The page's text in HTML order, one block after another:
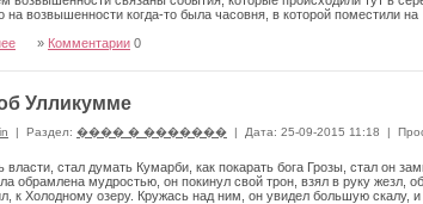
на возвышенности когда-то была часовня, в которой поме­стили на
» Комментарии 0
Улликумме
| Раздел: ���� � ������� | Дата: 25-09-2015 11:18 |
стал думать Кумарби, как покарать бога Грозы, стал он
обрамлена мудростью, он покинул свой трон, взял в руку жезл,
к Холодному озеру. Кружась над ним, он увидел большую скалу,